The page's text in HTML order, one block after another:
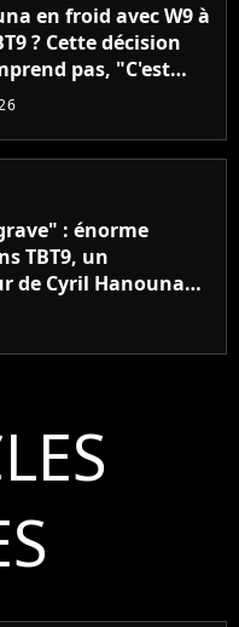
en froid avec W9 à
? Cette décision
pas, "C'est
bizarre"
: énorme
TBT9, un
de Cyril Hanouna
en direct